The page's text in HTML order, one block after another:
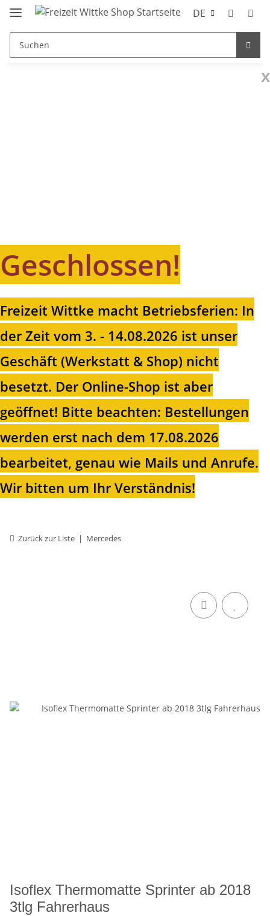
DE
x
Geschlossen!
Freizeit Wittke macht Betriebsferien: In
der Zeit vom 3. - 14.08.2026 ist unser
Geschäft (Werkstatt & Shop) nicht
besetzt. Der Online-Shop ist aber
geöffnet! Bitte beachten: Bestellungen
werden erst nach dem 17.08.2026
bearbeitet, genau wie Mails und Anrufe.
Wir bitten um Ihr Verständnis!
Zurück zur Liste Mercedes
Isoflex Thermomatte Sprinter ab 2018
3tlg Fahrerhaus